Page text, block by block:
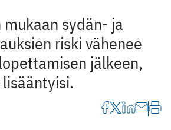
sydän- ja
riski vähenee
jälkeen,